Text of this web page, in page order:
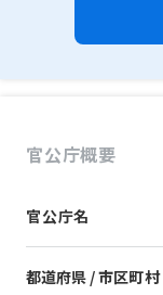
官公庁概要
官公庁名
都道府県 / 市区町村